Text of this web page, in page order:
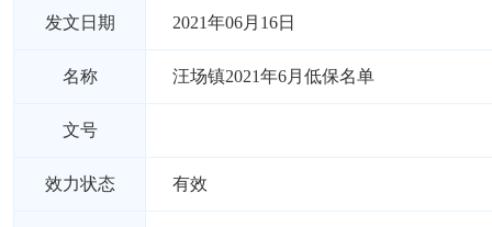
发文日期 2021年06月16日
名称 汪场镇2021年6月低保名单
文号
效力状态 有效